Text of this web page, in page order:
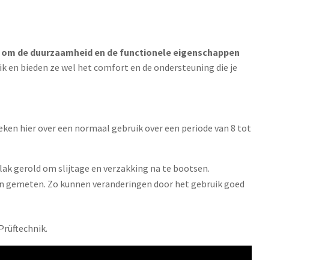
de duurzaamheid en de functionele eigenschappen
bieden ze wel het comfort en de ondersteuning die je
hier over een normaal gebruik over een periode van 8 tot
gerold om slijtage en verzakking na te bootsen.
Zo kunnen veranderingen door het gebruik goed